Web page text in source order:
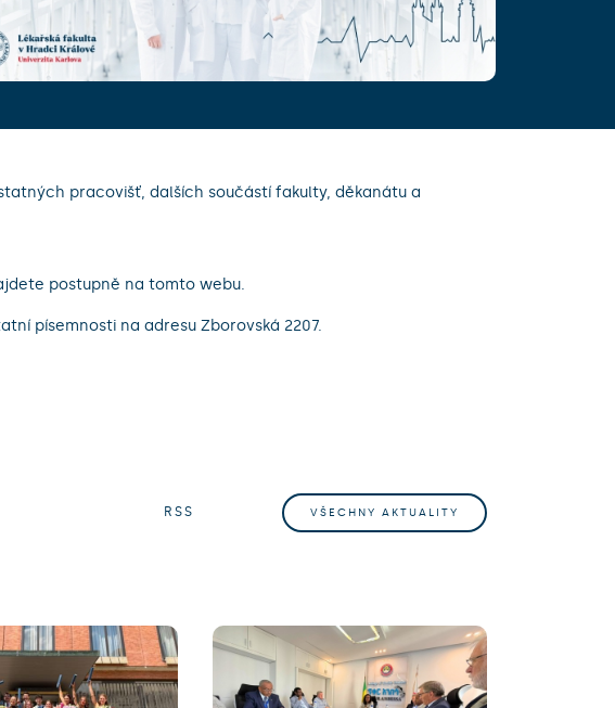
pracovišť, dalších součástí fakulty, děkanátu a
postupně na tomto webu.
písemnosti na adresu Zborovská 2207.
RSS VŠECHNY AKTUALITY